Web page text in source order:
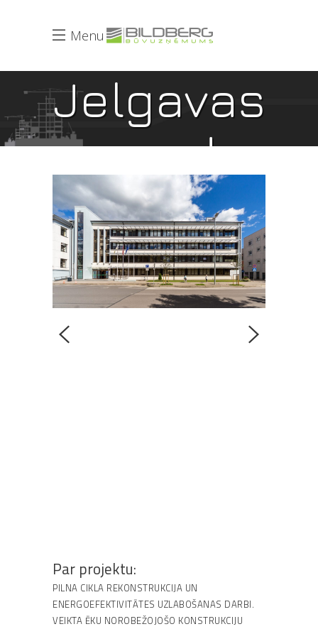
Menu
Jelgavas
novada
dome
Par projektu:
PILNA CIKLA REKONSTRUKCIJA UN
ENERGOEFEKTIVITĀTES UZLABOŠANAS DARBI.
VEIKTA ĒKU NOROBEŽOJOŠO KONSTRUKCIJU